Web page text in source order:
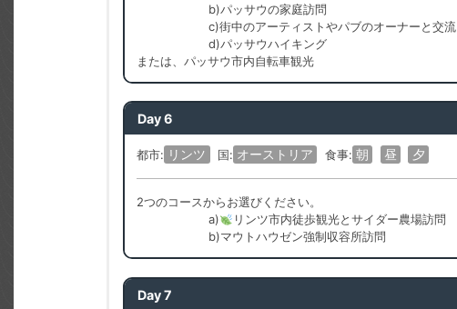
b)パッサウの家庭訪問
c)街中のアーティストやパブのオーナーと交流
d)パッサウハイキング
または、パッサウ市内自転車観光
Day 6
都市: リンツ 国: オーストリア 食事: 朝 昼 夕
2つのコースからお選びください。
a)
リンツ市内徒歩観光とサイダー農場訪問
b)マウトハウゼン強制収容所訪問
Day 7